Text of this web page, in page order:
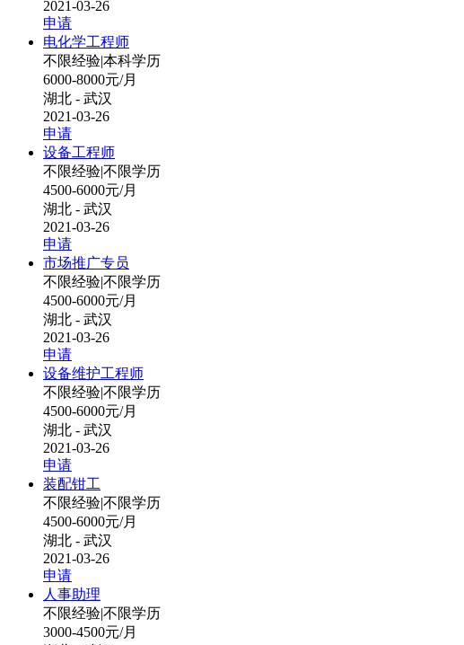
2021-03-26
申请
电化学工程师
不限经验|本科学历
6000-8000元/月
湖北 - 武汉
2021-03-26
申请
设备工程师
不限经验|不限学历
4500-6000元/月
湖北 - 武汉
2021-03-26
申请
市场推广专员
不限经验|不限学历
4500-6000元/月
湖北 - 武汉
2021-03-26
申请
设备维护工程师
不限经验|不限学历
4500-6000元/月
湖北 - 武汉
2021-03-26
申请
装配钳工
不限经验|不限学历
4500-6000元/月
湖北 - 武汉
2021-03-26
申请
人事助理
不限经验|不限学历
3000-4500元/月